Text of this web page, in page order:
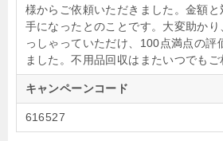
様からご依頼いただきました。金額
手になったとのことです。大変助か
っしゃっていただけ、100点満点の評
ました。不用品回収はまたいつでもご
キャンペーンコード
616527